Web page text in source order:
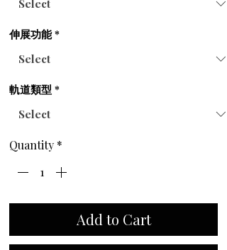
伸展功能 *
軌道類型 *
Quantity *
Add to Cart